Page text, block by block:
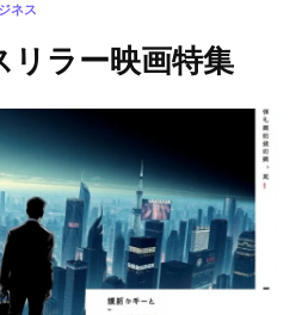
ネス
リラー映画特集